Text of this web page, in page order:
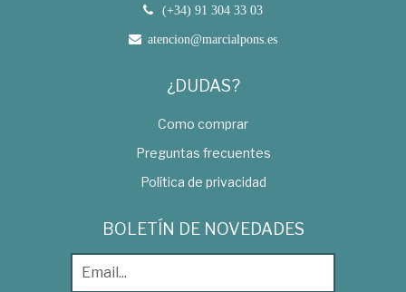
(+34) 91 304 33 03
atencion@marcialpons.es
¿DUDAS?
Como comprar
Preguntas frecuentes
Política de privacidad
BOLETÍN DE NOVEDADES